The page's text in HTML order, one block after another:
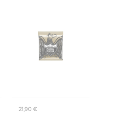
21,90 €